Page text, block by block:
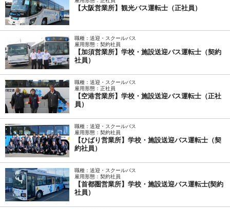
【大阪営業所】観光バス運転士（正社員）
職種：送迎・スクールバス
雇用形態：契約社員
【加須営業所】学校・施設送迎バス運転士（契約
社員）
職種：送迎・スクールバス
雇用形態：正社員
【空港営業所】学校・施設送迎バス運転士（正社
員）
職種：送迎・スクールバス
雇用形態：契約社員
【ひばり営業所】学校・施設送迎バス運転士（契
約社員）
職種：送迎・スクールバス
雇用形態：契約社員
【首都圏営業所】学校・施設送迎バス運転士(契約
社員）